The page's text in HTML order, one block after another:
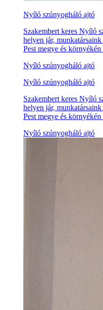
Nyíló szúnyogháló ajtó
Szakembert keres Nyíló
helyen jár,
Pest megye és
Nyíló szúnyogháló ajtó
Nyíló szúnyogháló ajtó
Szakembert keres Nyíló
helyen jár,
Pest megye és
Nyíló szúnyogháló ajtó